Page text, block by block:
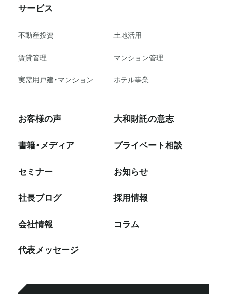
サービス
不動産投資
⼟地活⽤
賃貸管理
マンション管理
実需用戸建・マンション
ホテル事業
お客様の声
書籍・メディア
セミナー
社⻑ブログ
会社情報
代表メッセージ
大和財託の意志
プライベート相談
お知らせ
採⽤情報
コラム